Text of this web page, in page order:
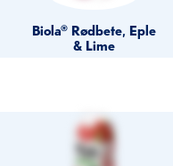
Biola® Rødbete, Eple
& Lime